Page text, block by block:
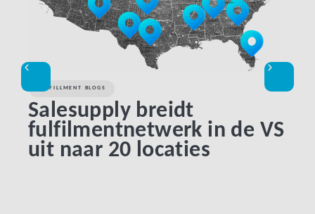
FULFILLMENT BLOGS
Salesupply breidt
fulfilmentnetwerk in de VS
uit naar 20 locaties